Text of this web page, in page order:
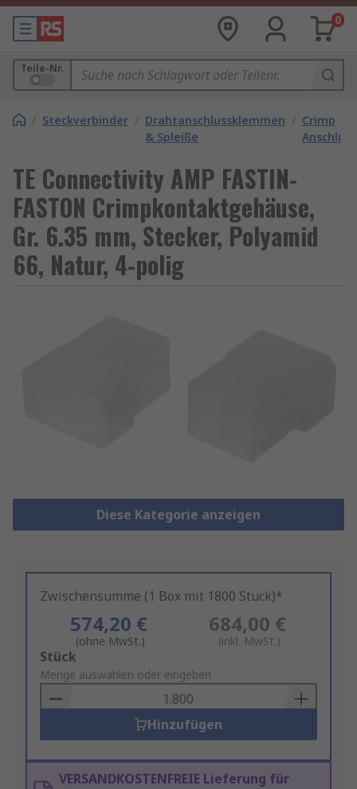
0
Teile-Nr.
/ Steckverbinder / Drahtanschlussklemmen
& Spleiße
/ Crimp
TE Connectivity AMP FASTIN-
FASTON Crimpkontaktgehäuse,
Gr. 6.35 mm, Stecker, Polyamid
66, Natur, 4-polig
Diese Kategorie anzeigen
Zwischensumme (1 Box mit 1800 Stück)*
574,20 €
(ohne MwSt.)
684,00 €
(inkl. MwSt.)
Add
to
Basket
Stück
Menge auswählen oder eingeben
Hinzufügen
VERSANDKOSTENFREIE Lieferung für